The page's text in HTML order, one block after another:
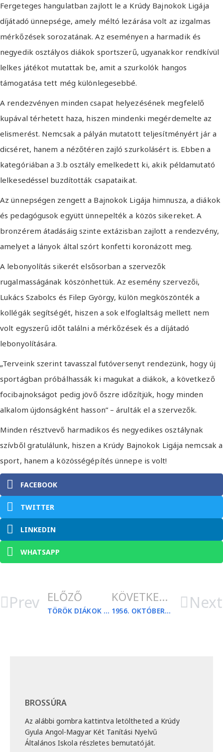
Fergeteges hangulatban zajlott le a Krúdy Bajnokok Ligája
díjátadó ünnepsége, amely méltó lezárása volt az izgalmas
mérkőzések sorozatának. Az eseményen a harmadik és
negyedik osztályos diákok sportszerű, ugyanakkor rendkívül
lelkes játékot mutattak be, amit a szurkolók hangos
támogatása tett még különlegesebbé.
A rendezvényen minden csapat helyezésének megfelelő
kupával térhetett haza, hiszen mindenki megérdemelte az
elismerést. Nemcsak a pályán mutatott teljesítményért jár a
dicséret, hanem a nézőtéren zajló szurkolásért is. Ebben a
kategóriában a 3.b osztály emelkedett ki, akik példamutató
lelkesedéssel buzdították csapataikat.
Az ünnepségen zengett a Bajnokok Ligája himnusza, a diákok
és pedagógusok együtt ünnepelték a közös sikereket. A
bronzérem átadásáig szinte extázisban zajlott a rendezvény,
amelyet a lányok által szórt konfetti koronázott meg.
A lebonyolítás sikerét elsősorban a szervezők
rugalmasságának köszönhettük. Az esemény szervezői,
Lukács Szabolcs és Filep György, külön megköszönték a
kollégák segítségét, hiszen a sok elfoglaltság mellett nem
volt egyszerű időt találni a mérkőzések és a díjátadó
lebonyolítására.
„Terveink szerint tavasszal futóversenyt rendezünk, hogy új
sportágban próbálhassák ki magukat a diákok, a következő
focibajnokságot pedig jövő őszre időzítjük, hogy minden
alkalom újdonságként hasson” – árulták el a szervezők.
Minden résztvevő harmadikos és negyedikes osztálynak
szívből gratulálunk, hiszen a Krúdy Bajnokok Ligája nemcsak a
sport, hanem a közösségépítés ünnepe is volt!
FACEBOOK
TWITTER
LINKEDIN
WHATSAPP
Prev ELŐZŐ
TÖRÖK DIÁKOK A KRÚDYBAN
KÖVETKEZŐ
1956. OKTÓBER 23. Next
BROSSÚRA
Az alábbi gombra kattintva letöltheted a Krúdy
Gyula Angol-Magyar Két Tanítási Nyelvű
Általános Iskola részletes bemutatóját.